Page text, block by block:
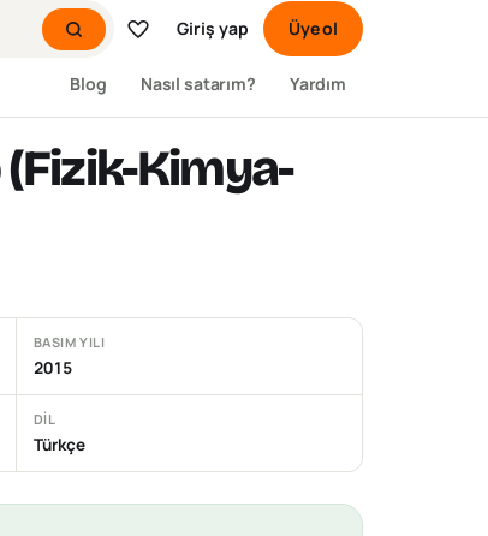
Giriş yap Üye ol
Blog Nasıl satarım? Yardım
(Fizik-Kimya-
BASIM YILI
2015
DIL
Türkçe